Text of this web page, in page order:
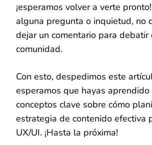
¡esperamos volver a verte
alguna pregunta o inquietud, no
dejar un comentario para debatir
comunidad.
Con esto, despedimos este
esperamos que hayas
conceptos clave sobre cómo
estrategia de contenido efectiva
UX/UI. ¡Hasta la próxima!